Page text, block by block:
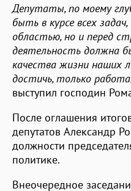
Депутаты, по моему
быть в курсе всех
областью, но и перед
деятельность должна
качества жизни наших
достичь, только
выступил господин
После оглашения
депутатов Александр
должности
политике.
Внеочередное